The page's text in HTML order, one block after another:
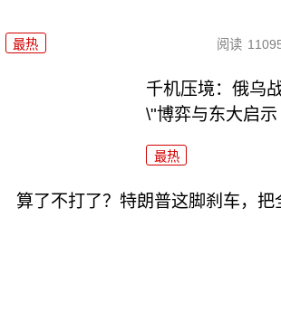
最热 阅读
千机压境：俄乌
\"博弈与东大启示
最热
算了不打了？特朗普这脚刹车，把